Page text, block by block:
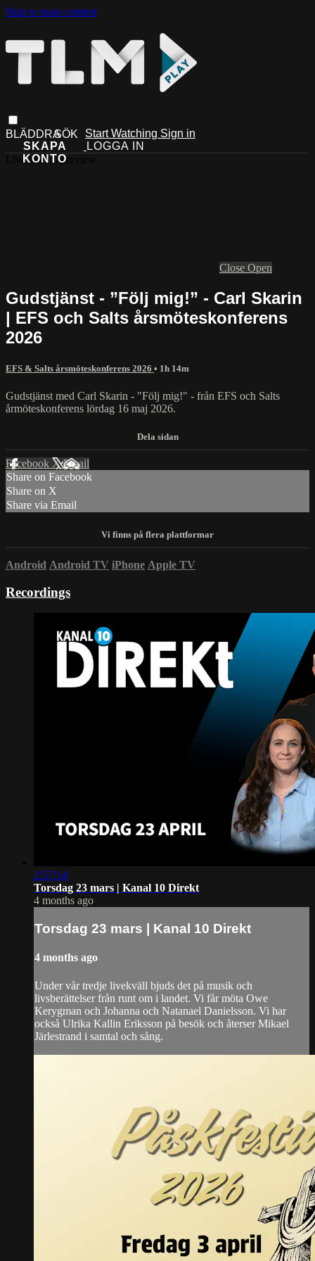
Skip to main content
Start Watching Sign in
Live stream preview
Close Open
Gudstjänst - ”Följ mig!” - Carl Skarin
| EFS och Salts årsmöteskonferens
2026
EFS & Salts årsmöteskonferens 2026 • 1h 14m
⁣Gudstjänst med Carl Skarin - "Följ mig!" - från EFS och Salts
årmöteskonferens lördag 16 maj 2026.
Facebook XEmail
Share on Facebook
Share on X
Share via Email
Android Android TV iPhone Apple TV
Recordings
2:57:14
Torsdag 23 mars | Kanal 10 Direkt
4 months ago
Torsdag 23 mars | Kanal 10 Direkt
4 months ago
Under vår tredje livekväll bjuds det på musik och
livsberättelser från runt om i landet. Vi får möta Owe
Kerygman och Johanna och Natanael Danielsson. Vi har
också Ulrika Kallin Eriksson på besök och återser Mikael
Järlestrand i samtal och sång.